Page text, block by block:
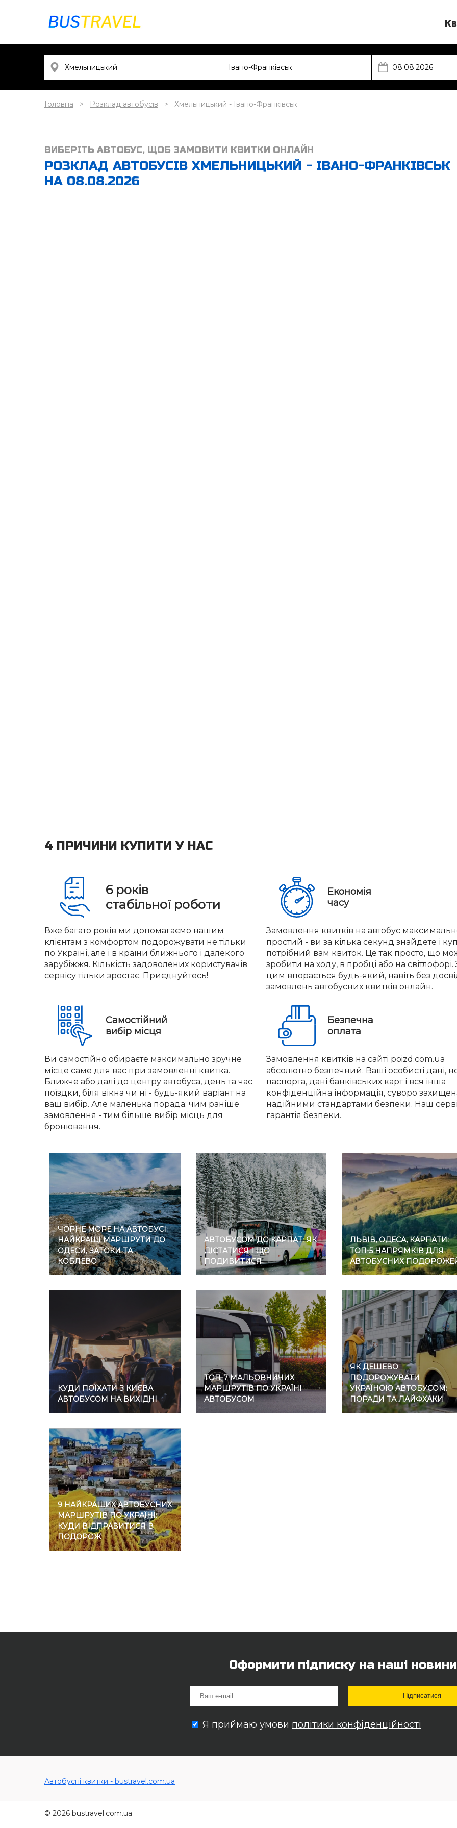
Головна Розклад автобусів Хмельницький - Івано-Франківськ
ВИБЕРІТЬ АВТОБУС, ЩОБ ЗАМОВИТИ КВИТКИ ОНЛАЙН
РОЗКЛАД АВТОБУСІВ ХМЕЛЬНИЦЬКИЙ - ІВАНО-ФРАНКІВСЬК
НА 08.08.2026
4 ПРИЧИНИ КУПИТИ У НАС
6 років
стабільної роботи
Вже багато років ми допомагаємо нашим
клієнтам з комфортом подорожувати не тільки
по Україні, але і в країни ближнього і далекого
зарубіжжя. Кількість задоволених користувачів
сервісу тільки зростає. Приєднуйтесь!
Економія
часу
Замовлення квитків на автобус
простий - ви за кілька секунд знайдете і
потрібний вам квиток. Це так просто, що
зробити на ходу, в пробці або на світлофорі.
цим впорається будь-який, навіть без
замовлень автобусних квитків онлайн.
Самостійний
вибір місця
Ви самостійно обираєте максимально зручне
місце саме для вас при замовленні квитка.
Ближче або далі до центру автобуса, день та час
поїздки, біля вікна чи ні - будь-який варіант на
ваш вибір. Але маленька порада: чим раніше
замовлення - тим більше вибір місць для
бронювання.
Безпечна
оплата
Замовлення квитків на сайті poizd.com.ua
абсолютно безпечний. Ваші особисті дані,
паспорта, дані банківських карт і вся інша
конфіденційна інформація, суворо
надійними стандартами безпеки. Наш
гарантія безпеки.
ЧОРНЕ МОРЕ НА АВТОБУСІ:
НАЙКРАЩІ МАРШРУТИ ДО
ОДЕСИ, ЗАТОКИ ТА
КОБЛЕВО
АВТОБУСОМ ДО КАРПАТ: ЯК
ДІСТАТИСЯ І ЩО
ПОДИВИТИСЯ
ЛЬВІВ, ОДЕСА, КАРПАТИ:
ТОП-5 НАПРЯМКІВ ДЛЯ
АВТОБУСНИХ
КУДИ ПОЇХАТИ З КИЄВА
АВТОБУСОМ НА ВИХІДНІ
ТОП-7 МАЛЬОВНИЧИХ
МАРШРУТІВ ПО УКРАЇНІ
АВТОБУСОМ
ЯК ДЕШЕВО
ПОДОРОЖУВАТИ
УКРАЇНОЮ АВТОБУСОМ:
ПОРАДИ ТА ЛАЙФХАКИ
9 НАЙКРАЩИХ АВТОБУСНИХ
МАРШРУТІВ ПО УКРАЇНІ:
КУДИ ВІДПРАВИТИСЯ В
ПОДОРОЖ
Оформити підписку на наші новини
Я приймаю умови політики конфіденційності
Автобусні квитки - bustravel.com.ua
© 2026 bustravel.com.ua